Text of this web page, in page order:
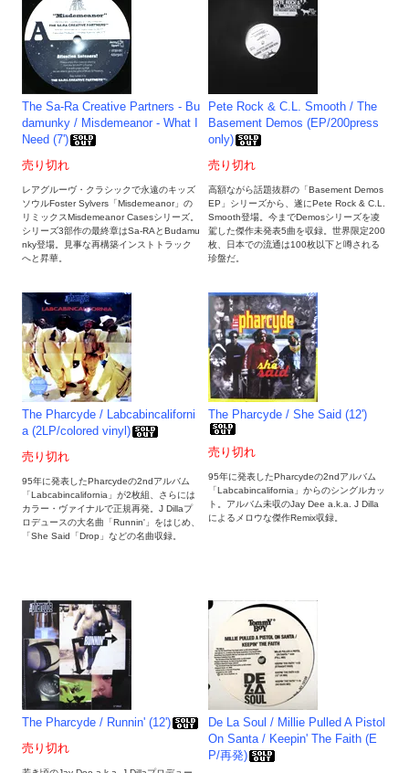
The Sa-Ra Creative Partners - Bu
damunky / Misdemeanor - What I
Need (7')
売り切れ
レアグルーヴ・クラシックで永遠のキッズ
ソウルFoster Sylvers「Misdemeanor」の
リミックスMisdemeanor Casesシリーズ。
シリーズ3部作の最終章はSa-RAとBudamu
nky登場。見事な再構築インストトラック
へと昇華。
Pete Rock & C.L. Smooth / The
Basement Demos (EP/200press
only)
売り切れ
高額ながら話題抜群の「Basement Demos
EP」シリーズから、遂にPete Rock & C.L.
Smooth登場。今までDemosシリーズを凌
駕した傑作未発表5曲を収録。世界限定200
枚、日本での流通は100枚以下と噂される
珍盤だ。
The Pharcyde / Labcabincaliforni
a (2LP/colored vinyl)
売り切れ
95年に発表したPharcydeの2ndアルバム
「Labcabincalifornia」が2枚組、さらには
カラー・ヴァイナルで正規再発。J Dillaプ
ロデュースの大名曲「Runnin'」をはじめ、
「She Said「Drop」などの名曲収録。
The Pharcyde / She Said (12')
売り切れ
95年に発表したPharcydeの2ndアルバム
「Labcabincalifornia」からのシングルカッ
ト。アルバム未収のJay Dee a.k.a. J Dilla
によるメロウな傑作Remix収録。
The Pharcyde / Runnin' (12')
売り切れ
De La Soul / Millie Pulled A Pistol
On Santa / Keepin' The Faith (E
P/再発)